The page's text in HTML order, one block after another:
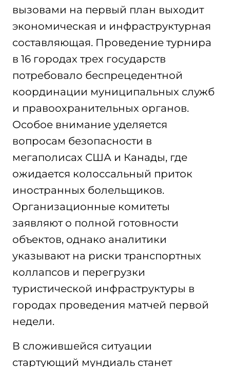
вызовами на первый план выходит
экономическая и инфраструктурная
составляющая. Проведение турнира
в 16 городах трех государств
потребовало беспрецедентной
координации муниципальных служб
и правоохранительных органов.
Особое внимание уделяется
вопросам безопасности в
мегаполисах США и Канады, где
ожидается колоссальный приток
иностранных болельщиков.
Организационные комитеты
заявляют о полной готовности
объектов, однако аналитики
указывают на риски транспортных
коллапсов и перегрузки
туристической инфраструктуры в
городах проведения матчей первой
недели.
В сложившейся ситуации
стартующий мундиаль станет